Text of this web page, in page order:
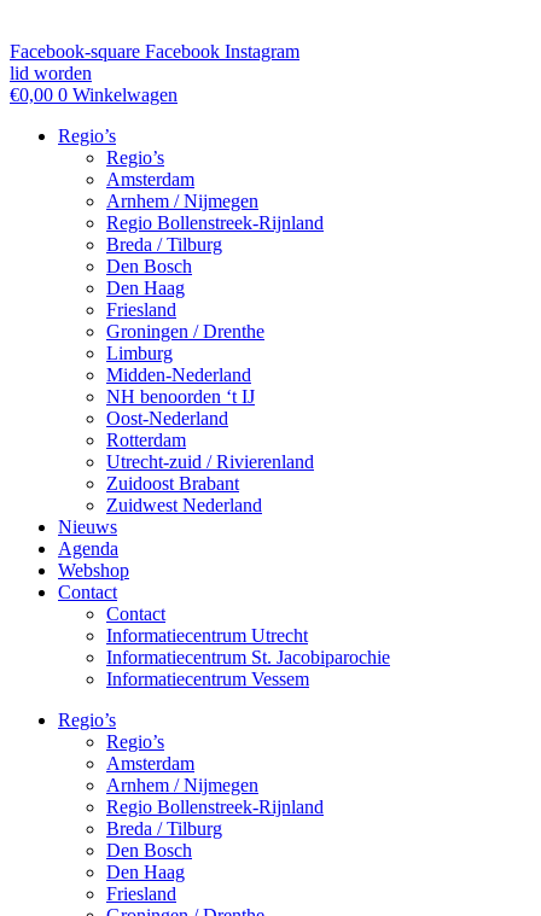
Facebook-square Facebook Instagram
lid worden
€0,00 0 Winkelwagen
Regio’s
Regio’s
Amsterdam
Arnhem / Nijmegen
Regio Bollenstreek-Rijnland
Breda / Tilburg
Den Bosch
Den Haag
Friesland
Groningen / Drenthe
Limburg
Midden-Nederland
NH benoorden ‘t IJ
Oost-Nederland
Rotterdam
Utrecht-zuid / Rivierenland
Zuidoost Brabant
Zuidwest Nederland
Nieuws
Agenda
Webshop
Contact
Contact
Informatiecentrum Utrecht
Informatiecentrum St. Jacobiparochie
Informatiecentrum Vessem
Regio’s
Regio’s
Amsterdam
Arnhem / Nijmegen
Regio Bollenstreek-Rijnland
Breda / Tilburg
Den Bosch
Den Haag
Friesland